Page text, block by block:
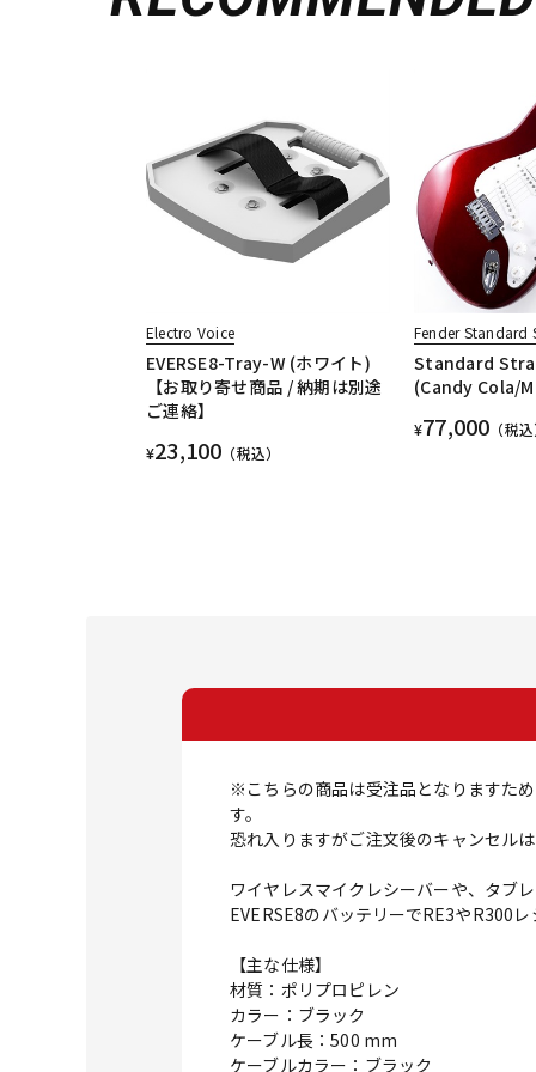
Electro Voice
EVERSE8-Tray-W (ホワイト)
【お取り寄せ商品 / 納期は別途
ご連絡】
¥23,100 （税込）
Fender Standard
Standard
(Candy Cola/
¥77,000 （税込
※こちらの商品は受注品となりますた
す。
恐れ入りますがご注文後のキャンセル
ワイヤレスマイクレシーバーや、タブ
EVERSE8のバッテリーでRE3やR300
【主な仕様】
材質：ポリプロピレン
カラー：ブラック
ケーブル長：500 mm
ケーブルカラー：ブラック